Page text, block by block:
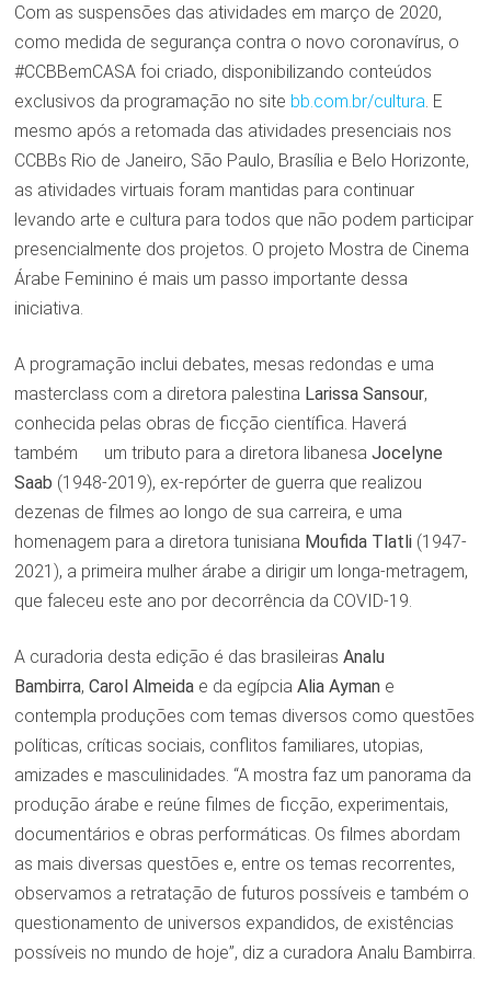
Com as suspensões das atividades em março de 2020,
como medida de segurança contra o novo coronavírus, o
#CCBBemCASA foi criado, disponibilizando conteúdos
exclusivos da programação no site bb.com.br/cultura. E
mesmo após a retomada das atividades presenciais nos
CCBBs Rio de Janeiro, São Paulo, Brasília e Belo Horizonte,
as atividades virtuais foram mantidas para continuar
levando arte e cultura para todos que não podem participar
presencialmente dos projetos. O projeto Mostra de Cinema
Árabe Feminino é mais um passo importante dessa
iniciativa.
A programação inclui debates, mesas redondas e uma
masterclass com a diretora palestina Larissa Sansour,
conhecida pelas obras de ficção científica. Haverá
também um tributo para a diretora libanesa Jocelyne
Saab (1948-2019), ex-repórter de guerra que realizou
dezenas de filmes ao longo de sua carreira, e uma
homenagem para a diretora tunisiana Moufida Tlatli(1947-
2021), a primeira mulher árabe a dirigir um longa-metragem,
que faleceu este ano por decorrência da COVID-19.
A curadoria desta edição é das brasileiras Analu
Bambirra, Carol Almeidae da egípcia Alia Aymane
contempla produções com temas diversos como questões
políticas, críticas sociais, conflitos familiares, utopias,
amizades e masculinidades. “A mostra faz um panorama da
produção árabe e reúne filmes de ficção, experimentais,
documentários e obras performáticas. Os filmes abordam
as mais diversas questões e, entre os temas recorrentes,
observamos a retratação de futuros possíveis e também o
questionamento de universos expandidos, de existências
possíveis no mundo de hoje”, diz a curadora Analu Bambirra.